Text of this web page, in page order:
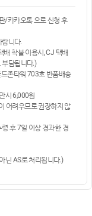
/카카오톡 으로 신청 후
니다.
배 착불 이용시, CJ 택배
부담됩니다.)
존타워 703호 반품배송
시 6,000원
어려우므로 권장하지 않
후 7일 이상 경과한 경
닌 AS로 처리됩니다.)